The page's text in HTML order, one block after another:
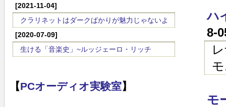
[2021-11-04]
クラリネットはダークばかりが魅力じゃないよ
[2020-07-09]
生ける「音楽史」~ルッジェーロ・リッチ
【PCオーディオ実験室】
ハ
8-
モ